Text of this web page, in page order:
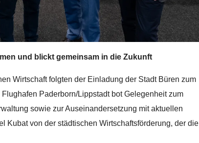
und blickt gemeinsam in die Zukunft
Wirtschaft folgten der Einladung der Stadt Büren zum
Paderborn/Lippstadt bot Gelegenheit zum
sowie zur Auseinandersetzung mit aktuellen
Kubat von der städtischen Wirtschaftsförderung, der die